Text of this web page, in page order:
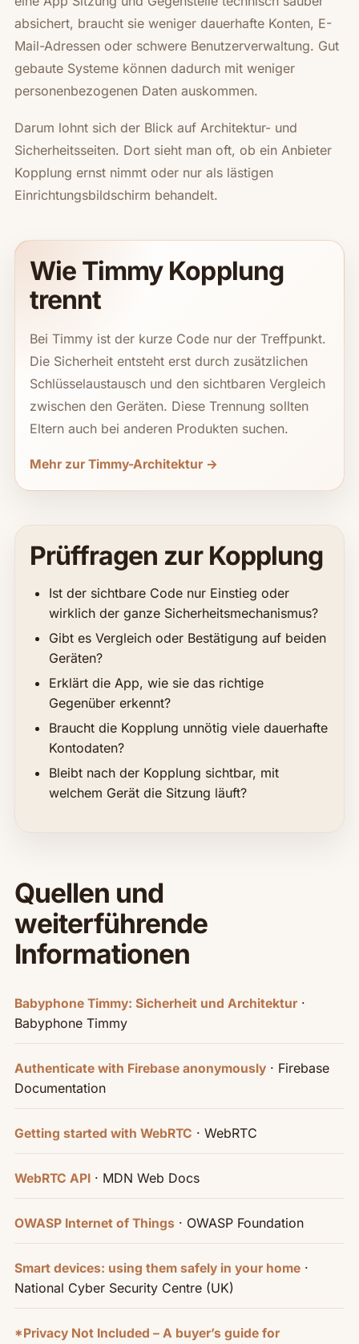
absichert, braucht sie weniger dauerhafte Konten, E-
Mail-Adressen oder schwere Benutzerverwaltung. Gut
gebaute Systeme können dadurch mit weniger
personenbezogenen Daten auskommen.
Darum lohnt sich der Blick auf Architektur- und
Sicherheitsseiten. Dort sieht man oft, ob ein Anbieter
Kopplung ernst nimmt oder nur als lästigen
Einrichtungsbildschirm behandelt.
Wie Timmy Kopplung
trennt
Bei Timmy ist der kurze Code nur der Treffpunkt.
Die Sicherheit entsteht erst durch zusätzlichen
Schlüsselaustausch und den sichtbaren Vergleich
zwischen den Geräten. Diese Trennung sollten
Eltern auch bei anderen Produkten suchen.
Mehr zur Timmy-Architektur →
Prüffragen zur Kopplung
Ist der sichtbare Code nur Einstieg oder
wirklich der ganze Sicherheitsmechanismus?
Gibt es Vergleich oder Bestätigung auf beiden
Geräten?
Erklärt die App, wie sie das richtige
Gegenüber erkennt?
Braucht die Kopplung unnötig viele dauerhafte
Kontodaten?
Bleibt nach der Kopplung sichtbar, mit
welchem Gerät die Sitzung läuft?
Quellen und
weiterführende
Informationen
Babyphone Timmy: Sicherheit und Architektur ·
Babyphone Timmy
Authenticate with Firebase anonymously · Firebase
Documentation
Getting started with WebRTC · WebRTC
WebRTC API · MDN Web Docs
OWASP Internet of Things · OWASP Foundation
Smart devices: using them safely in your home ·
National Cyber Security Centre (UK)
*Privacy Not Included – A buyer’s guide for